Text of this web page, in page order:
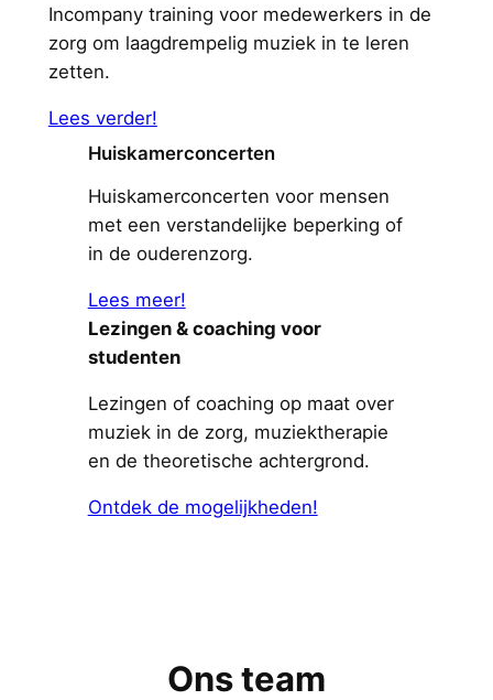
Incompany training voor medewerkers in de
zorg om laagdrempelig muziek in te leren
zetten.
Lees verder!
Huiskamerconcerten
Huiskamerconcerten voor mensen
met een verstandelijke beperking of
in de ouderenzorg.
Lees meer!
Lezingen & coaching voor
studenten
Lezingen of coaching op maat over
muziek in de zorg, muziektherapie
en de theoretische achtergrond.
Ontdek de mogelijkheden!
Ons team